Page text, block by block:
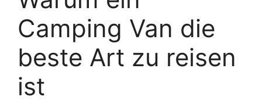
Camping Van die
beste Art zu reisen
ist